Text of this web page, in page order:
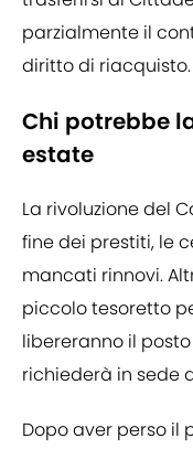
parzialmente il
diritto di riacquisto.
Chi potrebbe
estate
La rivoluzione del
fine dei prestiti, le
mancati rinnovi.
piccolo tesoretto
libereranno il
richiederà in sede
Dopo aver perso il